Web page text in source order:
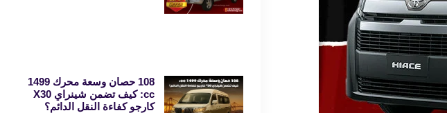
108 حصان وسعة محرك 1499
cc: كيف تضمن شينراي X30
كارجو كفاءة النقل الدائم؟